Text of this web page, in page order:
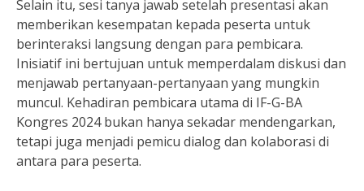
Selain itu, sesi tanya jawab setelah presentasi akan
memberikan kesempatan kepada peserta untuk
berinteraksi langsung dengan para pembicara.
Inisiatif ini bertujuan untuk memperdalam diskusi dan
menjawab pertanyaan-pertanyaan yang mungkin
muncul. Kehadiran pembicara utama di IF-G-BA
Kongres 2024 bukan hanya sekadar mendengarkan,
tetapi juga menjadi pemicu dialog dan kolaborasi di
antara para peserta.